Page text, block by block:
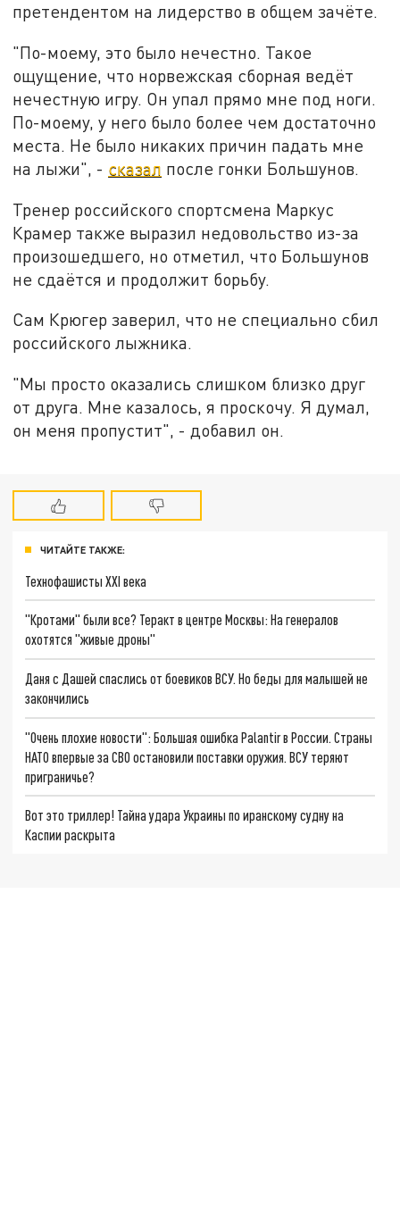
претендентом на лидерство в общем зачёте.
"По-моему, это было нечестно. Такое
ощущение, что норвежская сборная ведёт
нечестную игру. Он упал прямо мне под ноги.
По-моему, у него было более чем достаточно
места. Не было никаких причин падать мне
на лыжи", - сказал после гонки Большунов.
Тренер российского спортсмена Маркус
Крамер также выразил недовольство из-за
произошедшего, но отметил, что Большунов
не сдаётся и продолжит борьбу.
Сам Крюгер заверил, что не специально сбил
российского лыжника.
"Мы просто оказались слишком близко друг
от друга. Мне казалось, я проскочу. Я думал,
он меня пропустит", - добавил он.
ЧИТАЙТЕ ТАКЖЕ:
Технофашисты XXI века
"Кротами" были все? Теракт в центре Москвы: На генералов
охотятся "живые дроны"
Даня с Дашей спаслись от боевиков ВСУ. Но беды для малышей не
закончились
"Очень плохие новости": Большая ошибка Palantir в России. Страны
НАТО впервые за СВО остановили поставки оружия. ВСУ теряют
приграничье?
Вот это триллер! Тайна удара Украины по иранскому судну на
Каспии раскрыта